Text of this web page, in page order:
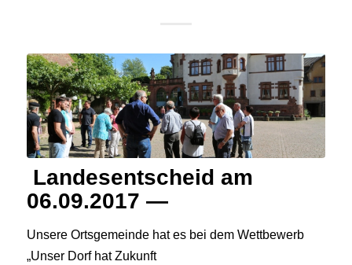
Landesentscheid am
06.09.2017 —
Unsere Ortsgemeinde hat es bei dem Wettbewerb
„Unser Dorf hat Zukunft